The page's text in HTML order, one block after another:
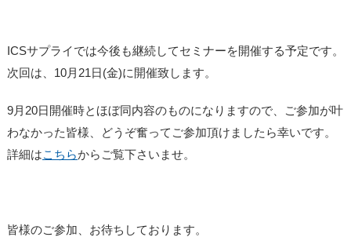
ICSサプライでは今後も継続してセミナーを開催する予定です。
次回は、10月21日(金)に開催致します。
9月20日開催時とほぼ同内容のものになりますので、ご参加が叶
わなかった皆様、どうぞ奮ってご参加頂けましたら幸いです。
詳細はこちらからご覧下さいませ。
皆様のご参加、お待ちしております。